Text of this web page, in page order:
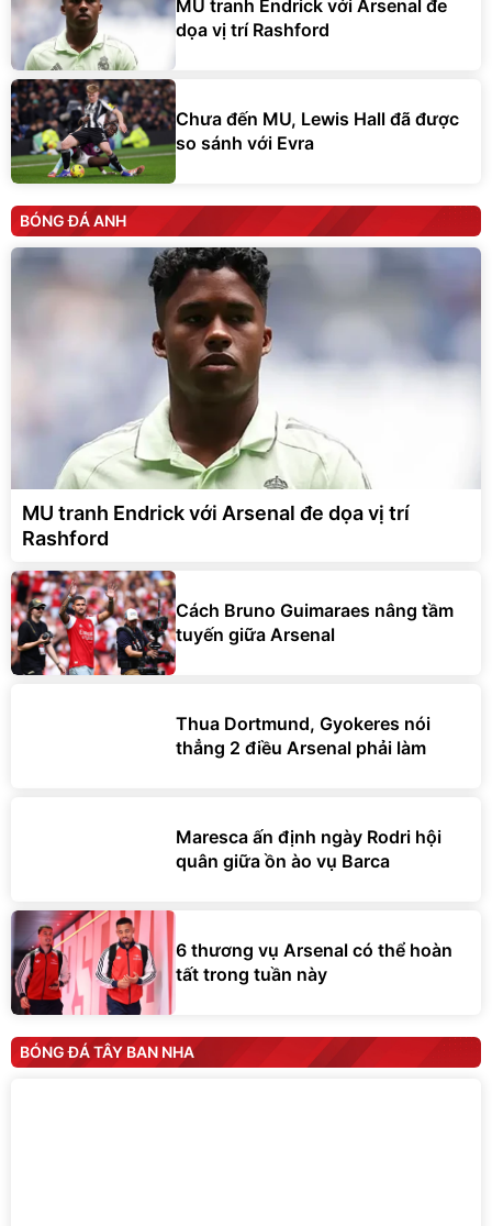
MU tranh Endrick với Arsenal đe
dọa vị trí Rashford
Chưa đến MU, Lewis Hall đã được
so sánh với Evra
BÓNG ĐÁ ANH
MU tranh Endrick với Arsenal đe dọa vị trí
Rashford
Cách Bruno Guimaraes nâng tầm
tuyến giữa Arsenal
Thua Dortmund, Gyokeres nói
thẳng 2 điều Arsenal phải làm
Maresca ấn định ngày Rodri hội
quân giữa ồn ào vụ Barca
6 thương vụ Arsenal có thể hoàn
tất trong tuần này
BÓNG ĐÁ TÂY BAN NHA